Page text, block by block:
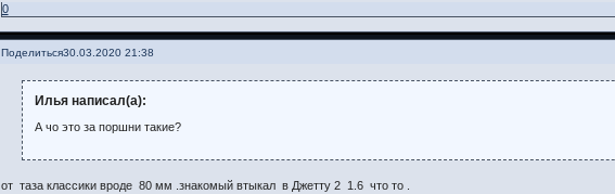
0
Поделиться30.03.2020 21:38
Илья написал(а):
А чо это за поршни такие?
от таза классики вроде 80 мм .знакомый втыкал в Джетту 2 1.6 что то .